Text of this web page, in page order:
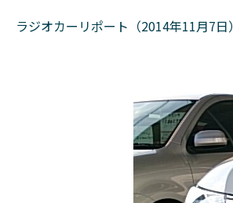
ラジオカーリポート（2014年11月7日）